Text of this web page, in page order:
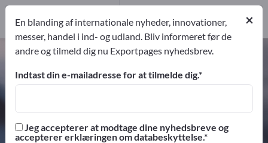
Grundingsmiddel – find
producenter og leverandører
4
4
×
En blanding af internationale nyheder, innovationer,
messer, handel i ind- og udland. Bliv informeret før de
andre og tilmeld dig nu Exportpages nyhedsbrev.
Indtast din e-mailadresse for at tilmelde dig.
Jeg accepterer at modtage dine nyhedsbreve og
accepterer erklæringen om databeskyttelse.